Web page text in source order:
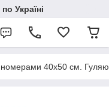
Україні
номерами 40х50 см.